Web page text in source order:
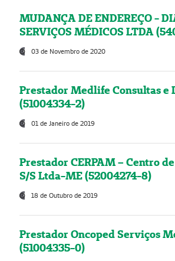
MUDANÇA DE ENDEREÇO -
SERVIÇOS MÉDICOS LTDA
03 de Novembro de 2020
Prestador Medlife Consultas e
(51004334-2)
01 de Janeiro de 2019
Prestador CERPAM – Centro
S/S Ltda-ME (52004274-8)
18 de Outubro de 2019
Prestador Oncoped Serviços
(51004335-0)